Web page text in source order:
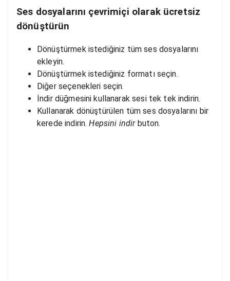
Ses dosyalarını çevrimiçi olarak ücretsiz
dönüştürün
Dönüştürmek istediğiniz tüm ses dosyalarını
ekleyin.
Dönüştürmek istediğiniz formatı seçin.
Diğer seçenekleri seçin.
İndir düğmesini kullanarak sesi tek tek indirin.
Kullanarak dönüştürülen tüm ses dosyalarını bir
kerede indirin. Hepsini indirbuton.